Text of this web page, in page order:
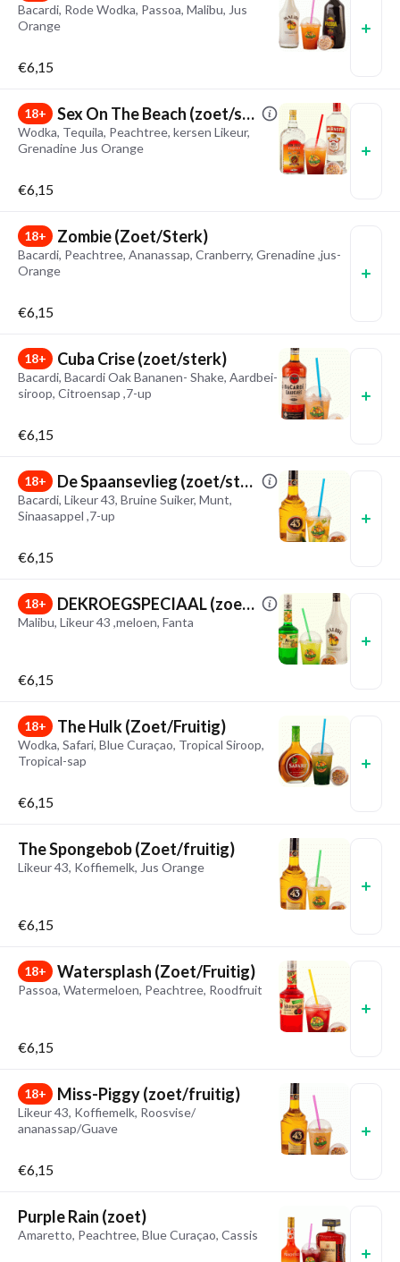
Bacardi, Rode Wodka, Passoa, Malibu, Jus
Orange
€6,15
18+ Sex On The Beach (zoet/sterk)
Wodka, Tequila, Peachtree, kersen Likeur,
Grenadine Jus Orange
€6,15
18+ Zombie (Zoet/Sterk)
Bacardi, Peachtree, Ananassap, Cranberry, Grenadine ,jus-
Orange
€6,15
18+ Cuba Crise (zoet/sterk)
Bacardi, Bacardi Oak Bananen- Shake, Aardbei-
siroop, Citroensap ,7-up
€6,15
18+ De Spaansevlieg (zoet/sterk)
Bacardi, Likeur 43, Bruine Suiker, Munt,
Sinaasappel ,7-up
€6,15
18+ DEKROEGSPECIAAL (zoet/sterk)
Malibu, Likeur 43 ,meloen, Fanta
€6,15
18+ The Hulk (Zoet/Fruitig)
Wodka, Safari, Blue Curaçao, Tropical Siroop,
Tropical-sap
€6,15
The Spongebob (Zoet/fruitig)
Likeur 43, Koffiemelk, Jus Orange
€6,15
18+ Watersplash (Zoet/Fruitig)
Passoa, Watermeloen, Peachtree, Roodfruit
€6,15
18+ Miss-Piggy (zoet/fruitig)
Likeur 43, Koffiemelk, Roosvise/
ananassap/Guave
€6,15
Purple Rain (zoet)
Amaretto, Peachtree, Blue Curaçao, Cassis